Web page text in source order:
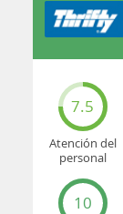
7.5
Atención del
personal
10